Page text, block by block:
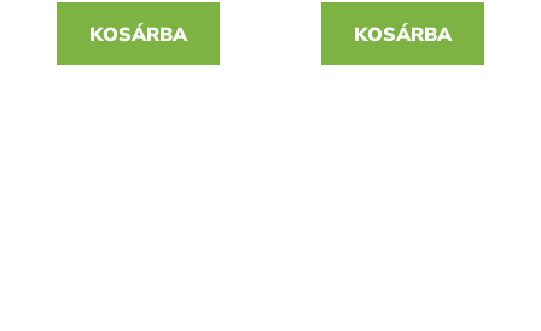
KOSÁRBA KOSÁRBA